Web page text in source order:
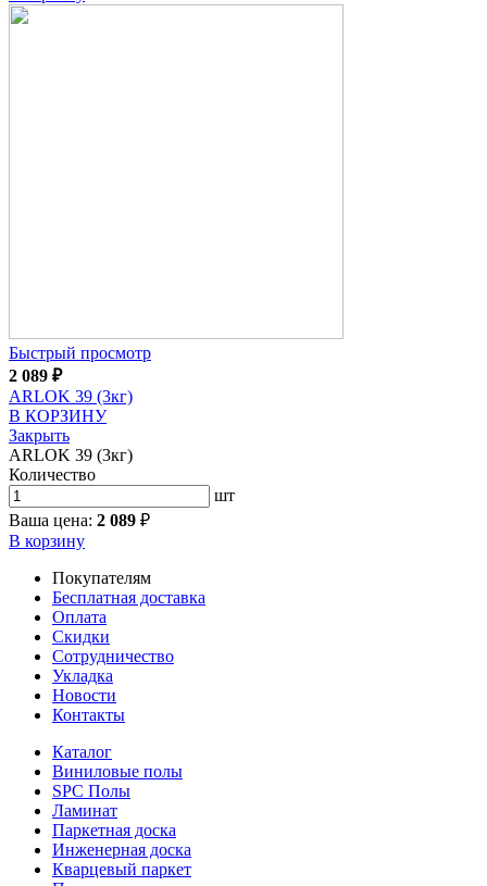
Быстрый просмотр
2 089 ₽
ARLOK 39 (3кг)
В КОРЗИНУ
Закрыть
ARLOK 39 (3кг)
Количество
шт
Ваша цена: 2 089 ₽
В корзину
Покупателям
Бесплатная доставка
Оплата
Скидки
Сотрудничество
Укладка
Новости
Контакты
Каталог
Виниловые полы
SPC Полы
Ламинат
Паркетная доска
Инженерная доска
Кварцевый паркет